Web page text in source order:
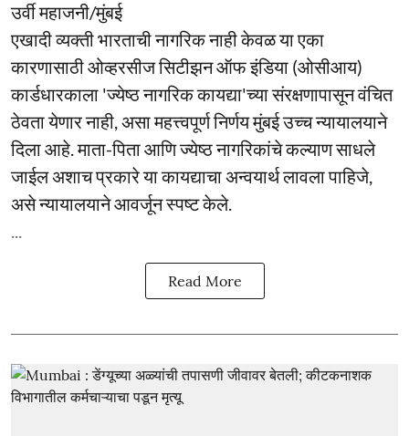
उर्वी महाजनी/मुंबई
एखादी व्यक्ती भारताची नागरिक नाही केवळ या एका
कारणासाठी ओव्हरसीज सिटीझन ऑफ इंडिया (ओसीआय)
कार्डधारकाला 'ज्येष्ठ नागरिक कायद्या'च्या संरक्षणापासून वंचित
ठेवता येणार नाही, असा महत्त्वपूर्ण निर्णय मुंबई उच्च न्यायालयाने
दिला आहे. माता-पिता आणि ज्येष्ठ नागरिकांचे कल्याण साधले
जाईल अशाच प्रकारे या कायद्याचा अन्वयार्थ लावला पाहिजे,
असे न्यायालयाने आवर्जून स्पष्ट केले.
...
Read More